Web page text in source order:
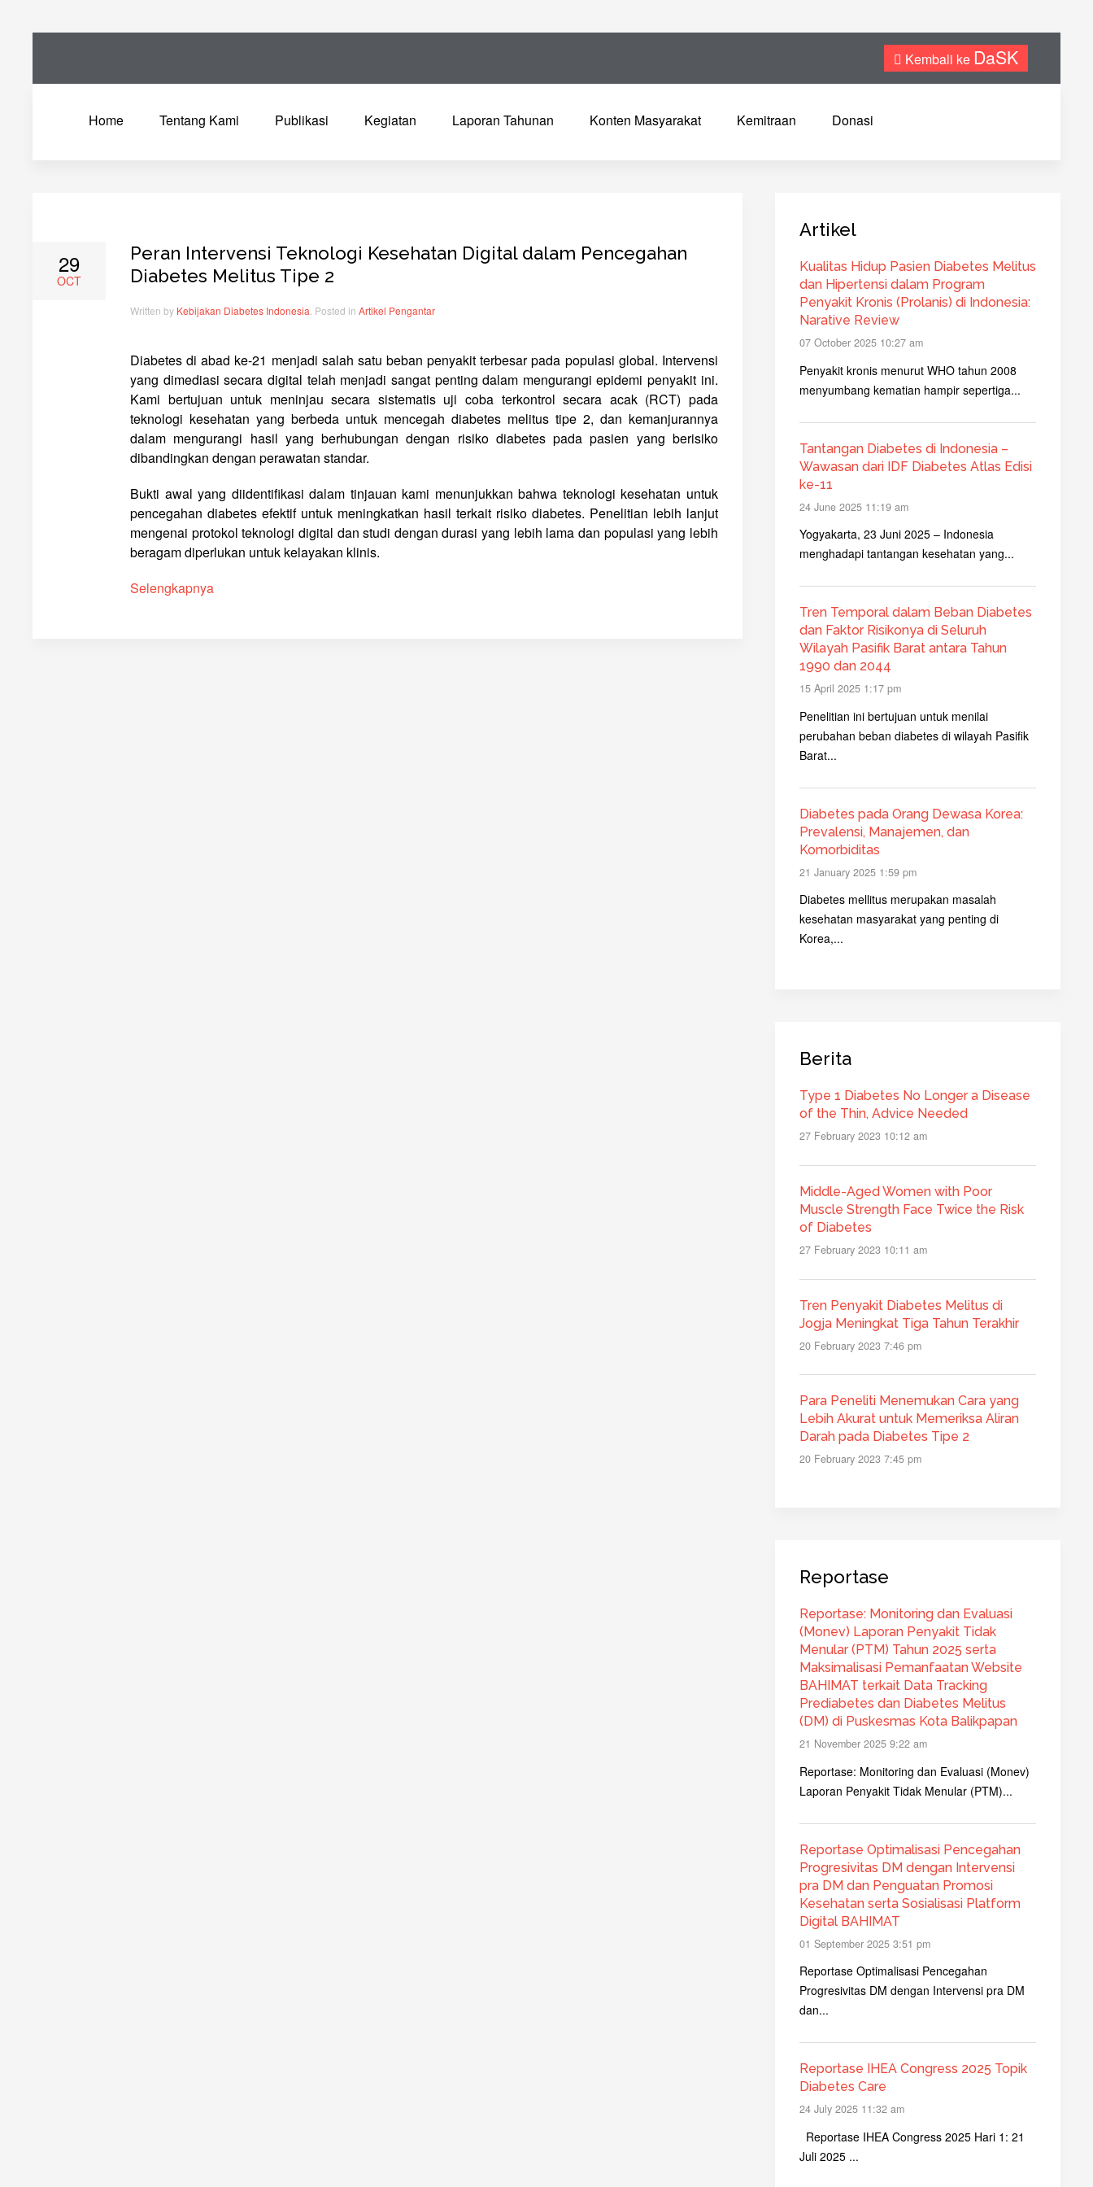
Kembali ke DaSK
Home Tentang Kami Publikasi Kegiatan Laporan Tahunan Konten Masyarakat Kemitraan Donasi
29
OCT
Peran Intervensi Teknologi Kesehatan Digital dalam Pencegahan
Diabetes Melitus Tipe 2
Written by Kebijakan Diabetes Indonesia . Posted in Artikel Pengantar
Diabetes di abad ke-21 menjadi salah satu beban penyakit terbesar pada populasi global. Intervensi
yang dimediasi secara digital telah menjadi sangat penting dalam mengurangi epidemi penyakit ini.
Kami bertujuan untuk meninjau secara sistematis uji coba terkontrol secara acak (RCT) pada
teknologi kesehatan yang berbeda untuk mencegah diabetes melitus tipe 2, dan kemanjurannya
dalam mengurangi hasil yang berhubungan dengan risiko diabetes pada pasien yang berisiko
dibandingkan dengan perawatan standar.
Bukti awal yang diidentifikasi dalam tinjauan kami menunjukkan bahwa teknologi kesehatan untuk
pencegahan diabetes efektif untuk meningkatkan hasil terkait risiko diabetes. Penelitian lebih lanjut
mengenai protokol teknologi digital dan studi dengan durasi yang lebih lama dan populasi yang lebih
beragam diperlukan untuk kelayakan klinis.
Selengkapnya
Artikel
Kualitas Hidup Pasien Diabetes Melitus
dan Hipertensi dalam Program
Penyakit Kronis (Prolanis) di Indonesia:
Narative Review
07 October 2025 10:27 am
Penyakit kronis menurut WHO tahun 2008
menyumbang kematian hampir sepertiga...
Tantangan Diabetes di Indonesia –
Wawasan dari IDF Diabetes Atlas Edisi
ke-11
24 June 2025 11:19 am
Yogyakarta, 23 Juni 2025 – Indonesia
menghadapi tantangan kesehatan yang...
Tren Temporal dalam Beban Diabetes
dan Faktor Risikonya di Seluruh
Wilayah Pasifik Barat antara Tahun
1990 dan 2044
15 April 2025 1:17 pm
Penelitian ini bertujuan untuk menilai
perubahan beban diabetes di wilayah Pasifik
Barat...
Diabetes pada Orang Dewasa Korea:
Prevalensi, Manajemen, dan
Komorbiditas
21 January 2025 1:59 pm
Diabetes mellitus merupakan masalah
kesehatan masyarakat yang penting di
Korea,...
Berita
Type 1 Diabetes No Longer a Disease
of the Thin, Advice Needed
27 February 2023 10:12 am
Middle-Aged Women with Poor
Muscle Strength Face Twice the Risk
of Diabetes
27 February 2023 10:11 am
Tren Penyakit Diabetes Melitus di
Jogja Meningkat Tiga Tahun Terakhir
20 February 2023 7:46 pm
Para Peneliti Menemukan Cara yang
Lebih Akurat untuk Memeriksa Aliran
Darah pada Diabetes Tipe 2
20 February 2023 7:45 pm
Reportase
Reportase: Monitoring dan Evaluasi
(Monev) Laporan Penyakit Tidak
Menular (PTM) Tahun 2025 serta
Maksimalisasi Pemanfaatan Website
BAHIMAT terkait Data Tracking
Prediabetes dan Diabetes Melitus
(DM) di Puskesmas Kota Balikpapan
21 November 2025 9:22 am
Reportase: Monitoring dan Evaluasi (Monev)
Laporan Penyakit Tidak Menular (PTM)...
Reportase Optimalisasi Pencegahan
Progresivitas DM dengan Intervensi
pra DM dan Penguatan Promosi
Kesehatan serta Sosialisasi Platform
Digital BAHIMAT
01 September 2025 3:51 pm
Reportase Optimalisasi Pencegahan
Progresivitas DM dengan Intervensi pra DM
dan...
Reportase IHEA Congress 2025 Topik
Diabetes Care
24 July 2025 11:32 am
Reportase IHEA Congress 2025 Hari 1: 21
Juli 2025 ...